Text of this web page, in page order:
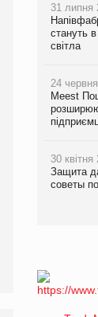
31 липня
стануть
світла
24
Meest
30 квітня
Защита
советы